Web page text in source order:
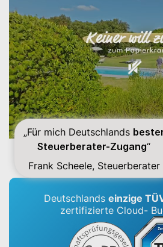
Deutschlands einzige
zertifizierte Cloud-
Lexware Office ist
„Für mich Deutschlands
Steuerberater-Zugang“
Frank Scheele, Steuerberater